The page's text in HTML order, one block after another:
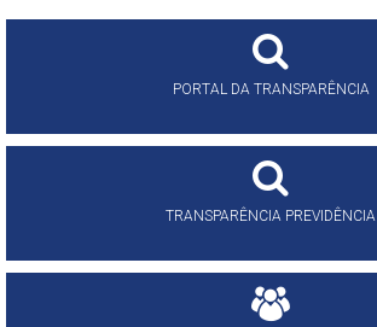
PORTAL DA TRANSPARÊNCIA
TRANSPARÊNCIA PREVIDÊNCIA